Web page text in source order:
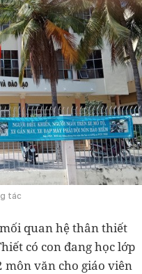
tác
quan hệ thân thiết
có con đang học lớp
môn văn cho giáo viên